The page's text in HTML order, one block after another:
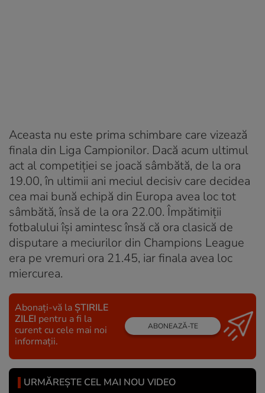
Aceasta nu este prima schimbare care vizează
finala din Liga Campionilor. Dacă acum ultimul
act al competiției se joacă sâmbătă, de la ora
19.00, în ultimii ani meciul decisiv care decidea
cea mai bună echipă din Europa avea loc tot
sâmbătă, însă de la ora 22.00. Împătimiții
fotbalului își amintesc însă că ora clasică de
disputare a meciurilor din Champions League
era pe vremuri ora 21.45, iar finala avea loc
miercurea.
Abonați-vă la ȘTIRILE
ZILEI pentru a fi la
curent cu cele mai noi
informații.
ABONEAZĂ-TE
URMĂREȘTE CEL MAI NOU VIDEO